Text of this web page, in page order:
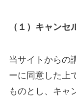
（１）キャンセ
当サイトからの
ーに同意した上
ものとし、キャ